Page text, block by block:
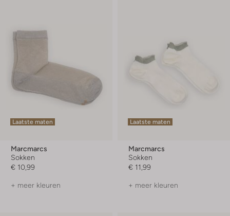
Laatste maten
Marcmarcs
Sokken
€ 10,99
+ meer kleuren
Laatste maten
Marcmarcs
Sokken
€ 11,99
+ meer kleuren